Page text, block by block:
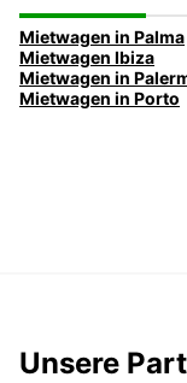
Mietwagen in Palma
Mietwagen Ibiza
Mietwagen in
Mietwagen in Porto
Unsere